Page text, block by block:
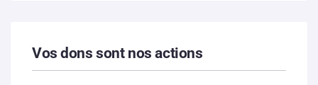
Vos dons sont nos actions